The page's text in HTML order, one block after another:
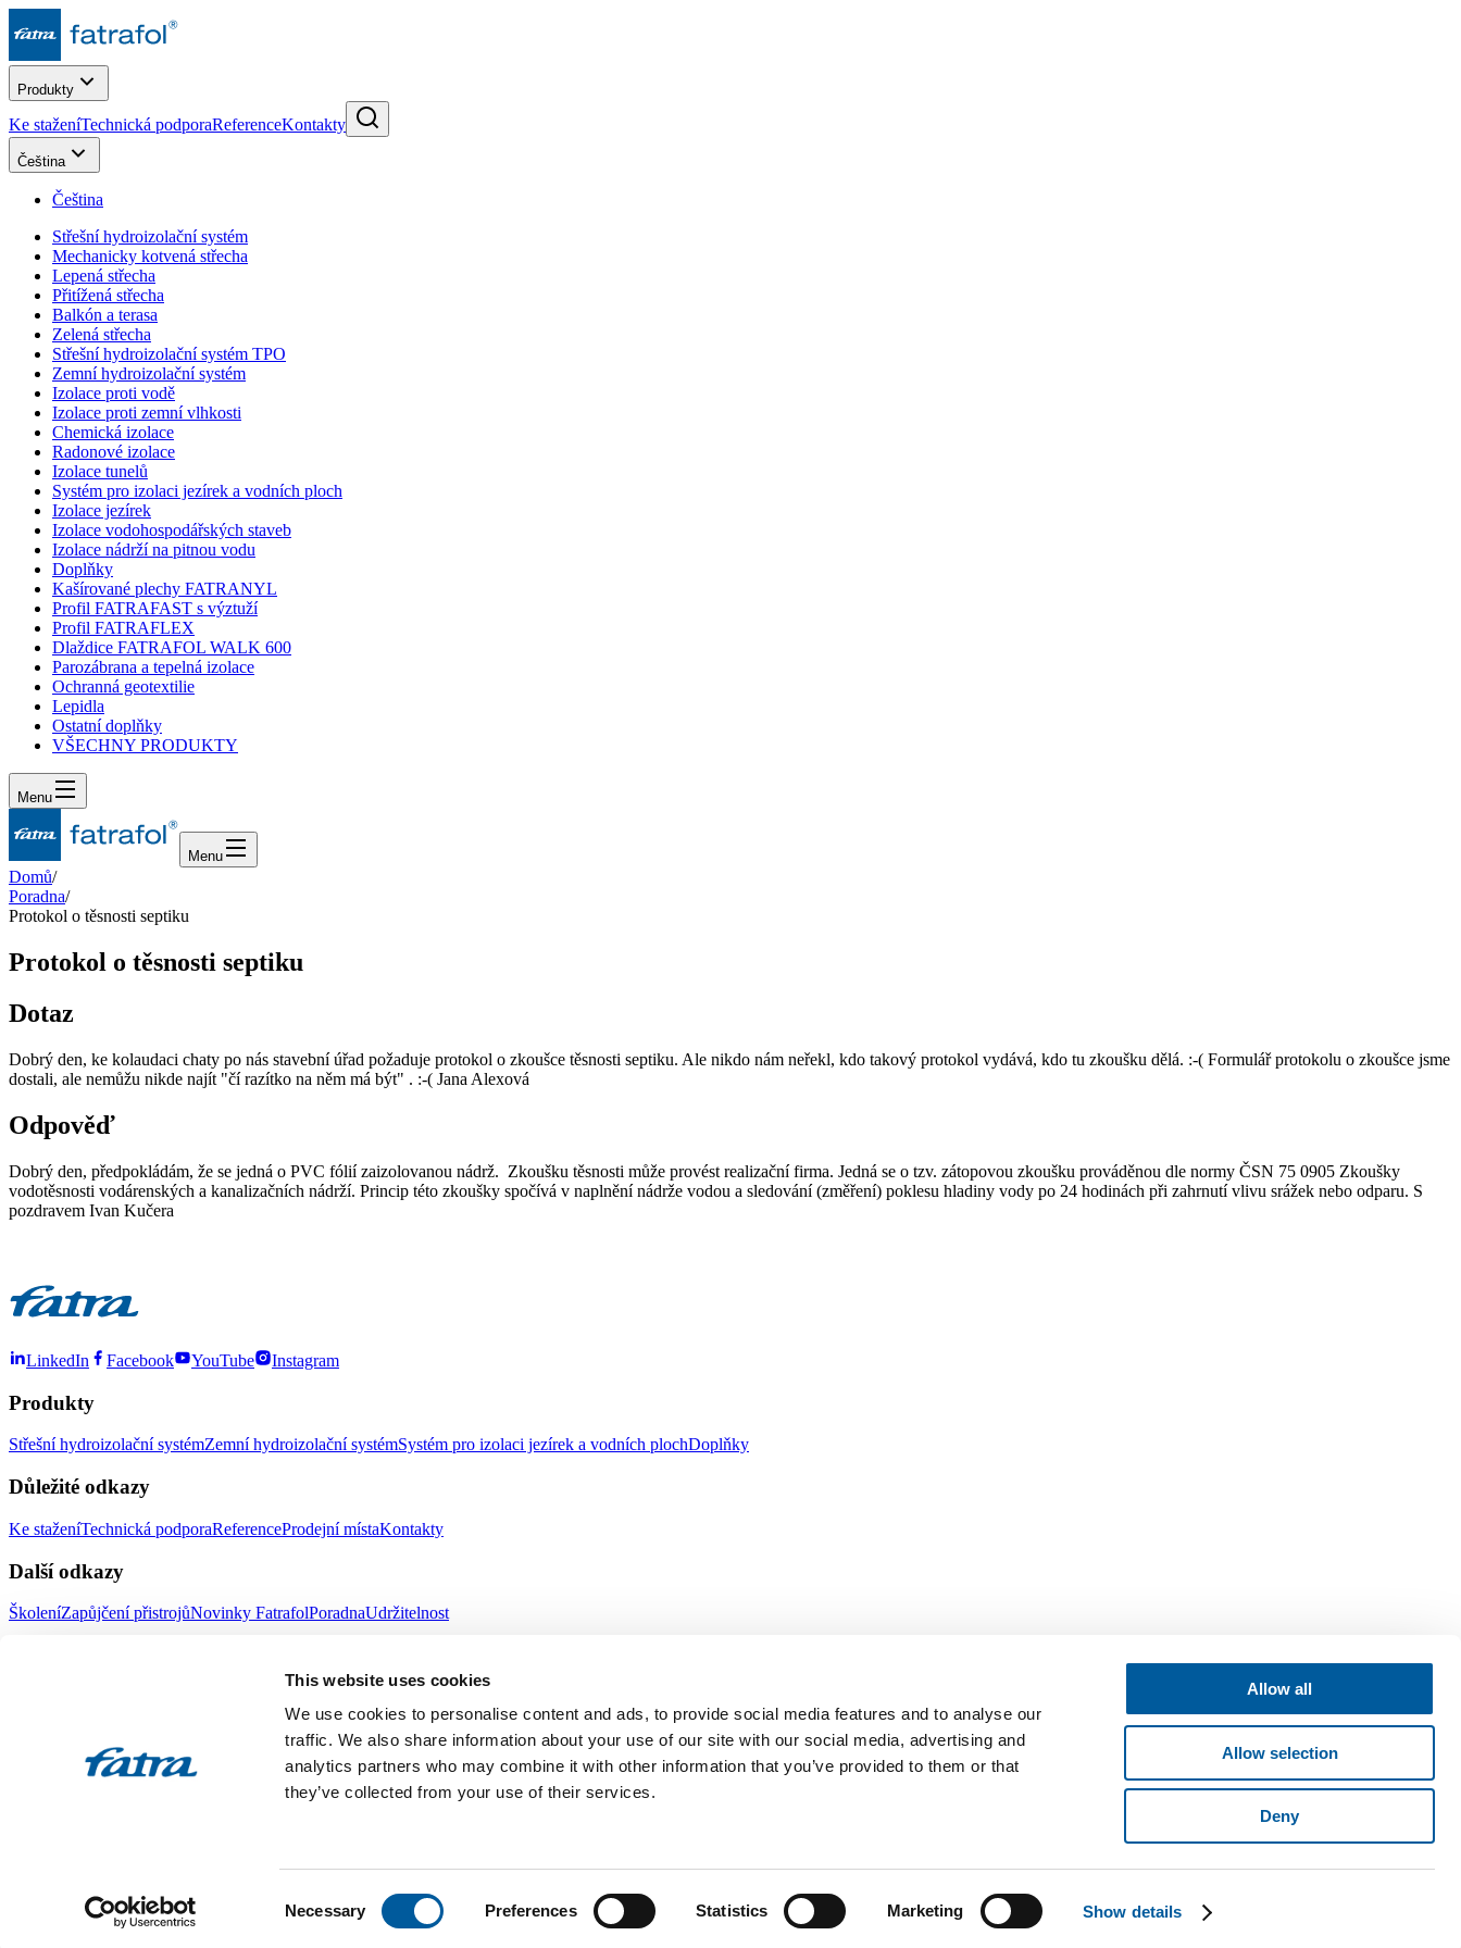
This website uses cookies
We use cookies to personalise content and ads, to provide social media features and to analyse our
traffic. We also share information about your use of our site with our social media, advertising and
analytics partners who may combine it with other information that you’ve provided to them or that
they’ve collected from your use of their services.
Necessary Preferences Statistics Marketing Show details
Allow all
Allow selection
Deny
Produkty
Ke staženíTechnická podporaReferenceKontakty
Čeština
Čeština
Střešní hydroizolační systém
Mechanicky kotvená střecha
Lepená střecha
Přitížená střecha
Balkón a terasa
Zelená střecha
Střešní hydroizolační systém TPO
Zemní hydroizolační systém
Izolace proti vodě
Izolace proti zemní vlhkosti
Chemická izolace
Radonové izolace
Izolace tunelů
Systém pro izolaci jezírek a vodních ploch
Izolace jezírek
Izolace vodohospodářských staveb
Izolace nádrží na pitnou vodu
Doplňky
Kašírované plechy FATRANYL
Profil FATRAFAST s výztuží
Profil FATRAFLEX
Dlaždice FATRAFOL WALK 600
Parozábrana a tepelná izolace
Ochranná geotextilie
Lepidla
Ostatní doplňky
VŠECHNY PRODUKTY
Menu
Menu
Domů/
Poradna/
Protokol o těsnosti septiku
Protokol o těsnosti septiku
Dotaz
Dobrý den, ke kolaudaci chaty po nás stavební úřad požaduje protokol o zkoušce těsnosti septiku. Ale nikdo nám neřekl, kdo takový protokol vydává, kdo tu zkoušku dělá. :-( Formulář protokolu o zkoušce jsme
dostali, ale nemůžu nikde najít "čí razítko na něm má být" . :-( Jana Alexová
Odpověď
Dobrý den, předpokládám, že se jedná o PVC fólií zaizolovanou nádrž. Zkoušku těsnosti může provést realizační firma. Jedná se o tzv. zátopovou zkoušku prováděnou dle normy ČSN 75 0905 Zkoušky
vodotěsnosti vodárenských a kanalizačních nádrží. Princip této zkoušky spočívá v naplnění nádrže vodou a sledování (změření) poklesu hladiny vody po 24 hodinách při zahrnutí vlivu srážek nebo odparu. S
pozdravem Ivan Kučera
LinkedIn Facebook YouTube Instagram
Produkty
Střešní hydroizolační systémZemní hydroizolační systémSystém pro izolaci jezírek a vodních plochDoplňky
Důležité odkazy
Ke staženíTechnická podporaReferenceProdejní místaKontakty
Další odkazy
ŠkoleníZapůjčení přistrojůNovinky FatrafolPoradnaUdržitelnost
Volné pozice Ochrana oznamovatelů
vložka 4598. Společnost Fatra, a.s., je členem koncernu AGROFERT řízeného společností AGROFERT, a.s., IČO 26185610, se sídlem na adrese Pyšelská 2327/2, Chodov, 149 00 Praha 4. © 2026 Fatra, a.s. •
All rights reserved